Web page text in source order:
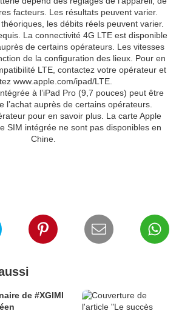
facteurs. Les résultats peuvent varier.
les débits réels peuvent varier.
La connectivité 4G LTE est disponible
de certains opérateurs. Les vitesses
de la configuration des lieux. Pour en
LTE, contactez votre opérateur et
www.apple.com/ipad/LTE.
à l’iPad Pro (9,7 pouces) peut être
l’achat auprès de certains opérateurs.
pour en savoir plus. La carte Apple
SIM intégrée ne sont pas disponibles en
Chine.
de #XGIMI